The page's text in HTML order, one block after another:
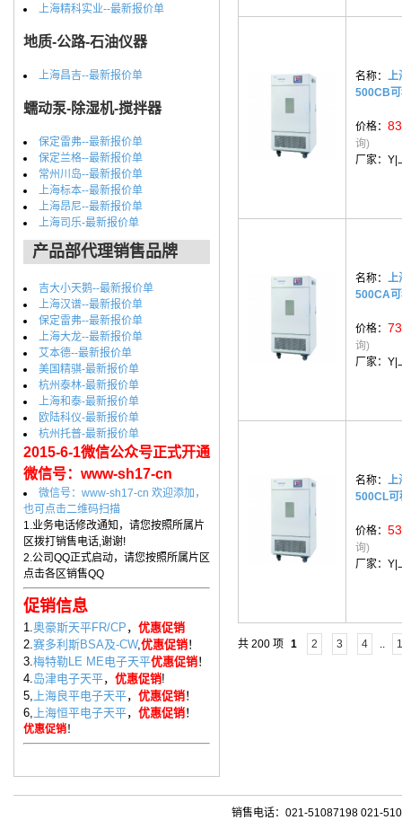
上海精科实业--最新报价单
地质-公路-石油仪器
上海昌吉--最新报价单
蠕动泵-除湿机-搅拌器
保定雷弗--最新报价单
保定兰格--最新报价单
常州川岛--最新报价单
上海标本--最新报价单
上海昂尼--最新报价单
上海司乐-最新报价单
产品部代理销售品牌
吉大小天鹅--最新报价单
上海汉谱--最新报价单
保定雷弗--最新报价单
上海大龙--最新报价单
艾本德--最新报价单
美国精骐-最新报价单
杭州泰林-最新报价单
上海和泰-最新报价单
欧陆科仪-最新报价单
杭州托普-最新报价单
2015-6-1微信公众号正式开通
微信号：www-sh17-cn
微信号：www-sh17-cn 欢迎添加，
也可点击二维码扫描
1.业务电话修改通知，请您按照所属片
区拨打销售电话,谢谢!
2.公司QQ正式启动，请您按照所属片区
点击各区销售QQ
促销信息
1. 奥豪斯天平FR/CP ， 优惠促销
2. 赛多利斯BSA及-CW, 优惠促销！
3. 梅特勒LE ME电子天平优惠促销！
4. 岛津电子天平， 优惠促销!
5,
上海良平电子天平， 优惠促销！
6,
上海恒平电子天平， 优惠促销！
优惠促销！
名称： 上
500CB
价格：
询)
厂家： Y|
名称： 上
500CA
价格：
询)
厂家： Y|
名称： 上
500CL可
价格：
询)
厂家： Y|
共 200 项 1 2 3 4 ..
销售电话：021-51087198 021-